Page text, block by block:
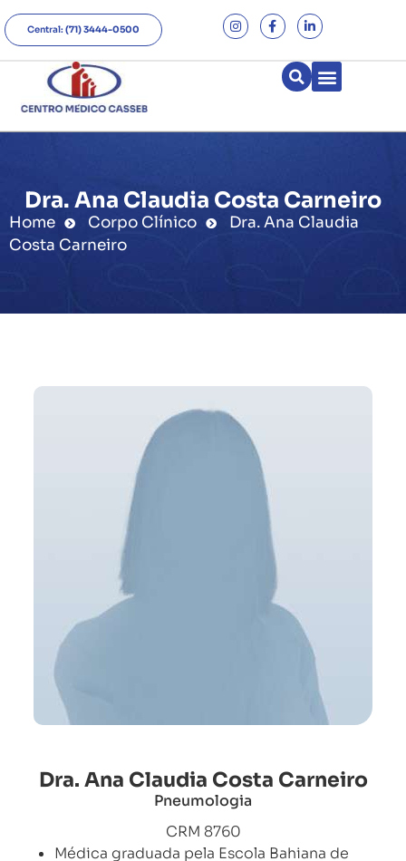
Central:(71) 3444-0500
Dra. Ana Claudia Costa Carneiro
Home Corpo Clínico
Dra. Ana Claudia
Costa Carneiro
Dra. Ana Claudia Costa Carneiro
Pneumologia
CRM 8760
Médica graduada pela Escola Bahiana de